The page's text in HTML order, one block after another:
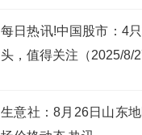
每日热讯!中国股市：4
头，值得关注（2025/8/
生意社：8月26日山东